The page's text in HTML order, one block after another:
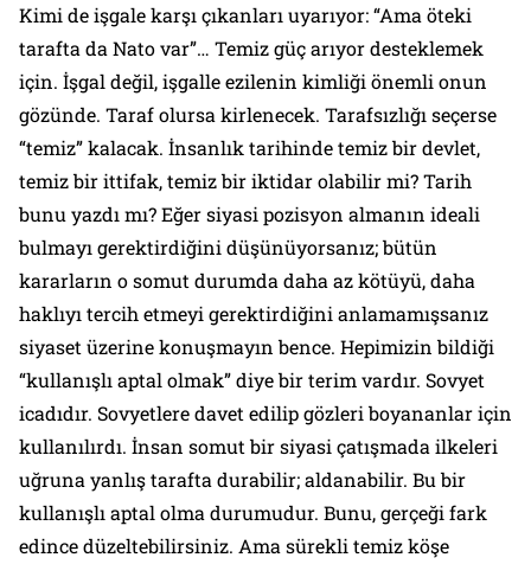
Kimi de işgale karşı çıkanları uyarıyor:“Ama öteki
tarafta da Nato var”… Temiz güç arıyor desteklemek
için. İşgal değil, işgalle ezilenin kimliği önemli onun
gözünde. Taraf olursa kirlenecek. Tarafsızlığı seçerse
“temiz” kalacak. İnsanlık tarihinde temiz bir devlet,
temiz bir ittifak, temiz bir iktidar olabilir mi? Tarih
bunu yazdı mı? Eğer siyasi pozisyon almanın ideali
bulmayı gerektirdiğini düşünüyorsanız; bütün
kararların o somut durumda daha az kötüyü, daha
haklıyı tercih etmeyi gerektirdiğini anlamamışsanız
siyaset üzerine konuşmayın bence. Hepimizin bildiği
“kullanışlı aptal olmak” diye bir terim vardır. Sovyet
icadıdır. Sovyetlere davet edilip gözleri boyananlar için
kullanılırdı. İnsan somut bir siyasi çatışmada ilkeleri
uğruna yanlış tarafta durabilir; aldanabilir. Bu bir
kullanışlı aptal olma durumudur. Bunu, gerçeği fark
edince düzeltebilirsiniz. Ama sürekli temiz köşe